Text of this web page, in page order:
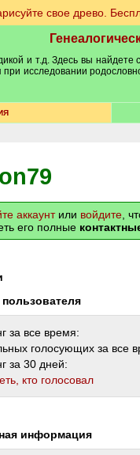
свое древо.
и т.д. Здесь вы
исследовании
аккаунтили войдите ,
его полные
пользователя
за все время:
голосующих за все
за 30 дней:
кто голосовал
информация